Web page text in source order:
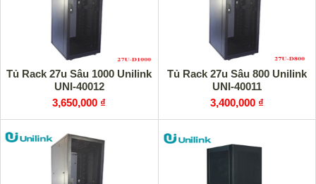
Tủ Rack 27u Sâu 1000 Unilink
UNI-40012
3,650,000 ₫
Tủ Rack 27u Sâu 800 Unilink
UNI-40011
3,400,000 ₫